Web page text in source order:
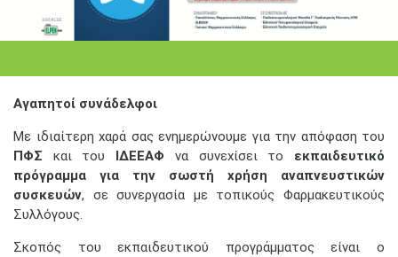
Αγαπητοί συνάδελφοι
Με ιδιαίτερη χαρά σας ενημερώνουμε για την απόφαση του
ΠΦΣ και του ΙΔΕΕΑΦ να συνεχίσει το εκπαιδευτικό
πρόγραμμα για την σωστή χρήση αναπνευστικών
συσκευών, σε συνεργασία με τοπικούς Φαρμακευτικούς
Συλλόγους.
Σκοπός του εκπαιδευτικού προγράμματος είναι ο